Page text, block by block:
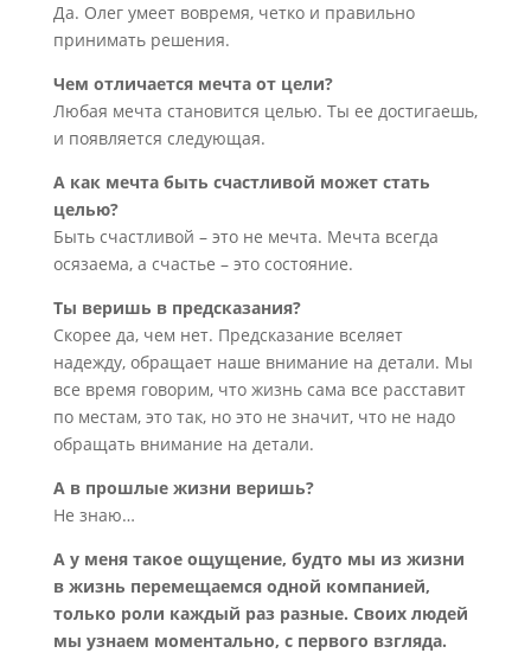
Да. Олег умеет вовремя, четко и правильно
принимать решения.
Чем отличается мечта от цели?
Любая мечта становится целью. Ты ее достигаешь,
и появляется следующая.
А как мечта быть счастливой может стать
целью?
Быть счастливой – это не мечта. Мечта всегда
осязаема, а счастье – это состояние.
Ты веришь в предсказания?
Скорее да, чем нет. Предсказание вселяет
надежду, обращает наше внимание на детали. Мы
все время говорим, что жизнь сама все расставит
по местам, это так, но это не значит, что не надо
обращать внимание на детали.
А в прошлые жизни веришь?
Не знаю…
А у меня такое ощущение, будто мы из жизни
в жизнь перемещаемся одной компанией,
только роли каждый раз разные. Своих людей
мы узнаем моментально, с первого взгляда.